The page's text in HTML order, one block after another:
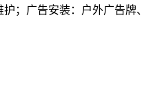
；广告安装：户外广告牌、